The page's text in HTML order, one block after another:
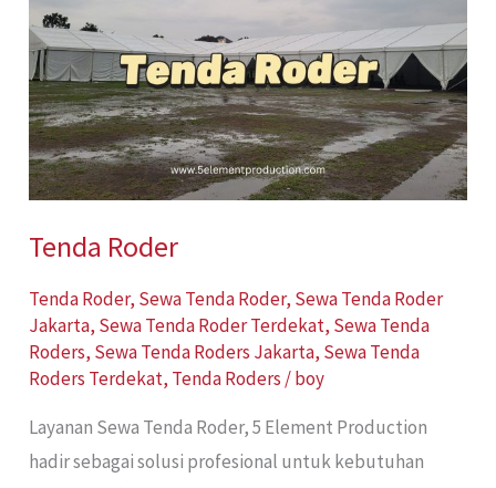
Tenda Roder
Tenda Roder, Sewa Tenda Roder, Sewa Tenda Roder
Jakarta, Sewa Tenda Roder Terdekat, Sewa Tenda
Roders, Sewa Tenda Roders Jakarta, Sewa Tenda
Roders Terdekat, Tenda Roders /boy
Layanan Sewa Tenda Roder, 5 Element Production
hadir sebagai solusi profesional untuk kebutuhan